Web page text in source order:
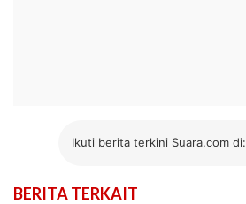
Ikuti berita terkini Suara.com di:
BERITA TERKAIT